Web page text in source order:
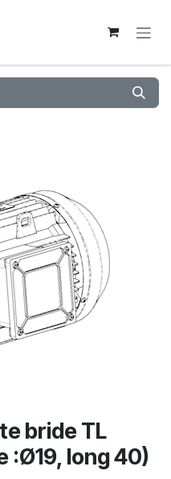
bride TL
:Ø19, long 40)